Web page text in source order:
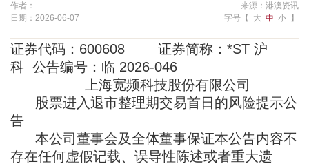
作者：--
来源：港澳资讯
日期：2026-06-07
字号【 大 中 小 】
证券代码：600608 证券简称：*ST 沪
科 公告编号：临 2026-046
上海宽频科技股份有限公司
股票进入退市整理期交易首日的风险提示公
告
本公司董事会及全体董事保证本公告内容不
存在任何虚假记载、误导性陈述或者重大遗